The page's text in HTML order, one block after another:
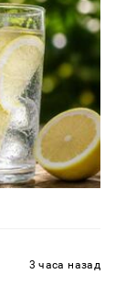
3 часа назад